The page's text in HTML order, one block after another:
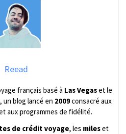
Reead
français basé à Las Vegaset le
, un blog lancé en 2009consacré aux
aux programmes de fidélité.
de crédit voyage, les mileset